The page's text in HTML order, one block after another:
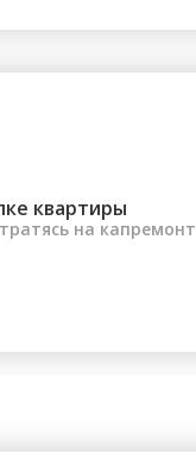
квартиры
на капремонт